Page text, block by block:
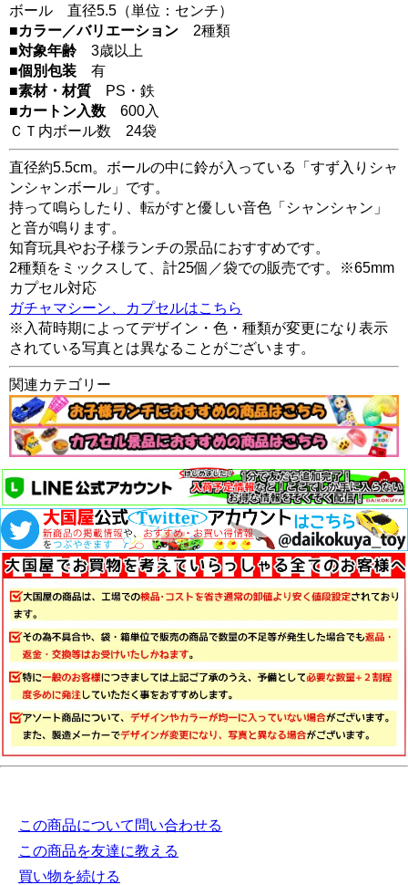
ボール 直径5.5（単位：センチ）
■カラー／バリエーション 2種類
■対象年齢 3歳以上
■個別包装 有
■素材・材質 PS・鉄
■カートン入数 600入
ＣＴ内ボール数 24袋
直径約5.5cm。ボールの中に鈴が入っている「すず入りシャ
ンシャンボール」です。
持って鳴らしたり、転がすと優しい音色「シャンシャン」
と音が鳴ります。
知育玩具やお子様ランチの景品におすすめです。
2種類をミックスして、計25個／袋での販売です。※65mm
カプセル対応
ガチャマシーン、カプセルはこちら
※入荷時期によってデザイン・色・種類が変更になり表示
されている写真とは異なることがございます。
関連カテゴリー
この商品について問い合わせる
この商品を友達に教える
買い物を続ける